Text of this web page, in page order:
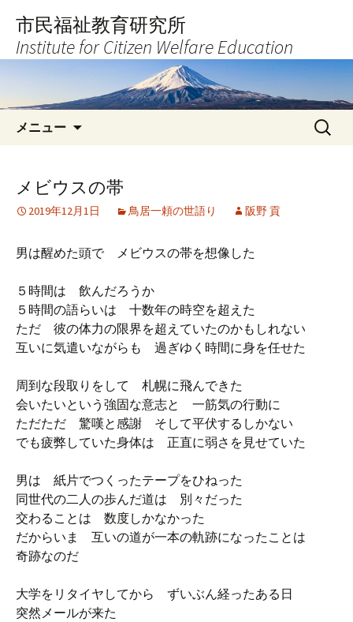
へ
キ
市民福祉教育研究所
Institute for Citizen Welfare Education
メニュー
検
索:
メビウスの帯
2019年12月1日 鳥居一頼の世語り 阪野 貢
男は醒めた頭で メビウスの帯を想像した
５時間は 飲んだろうか
５時間の語らいは 十数年の時空を超えた
ただ 彼の体力の限界を超えていたのかもしれない
互いに気遣いながらも 過ぎゆく時間に身を任せた
周到な段取りをして 札幌に飛んできた
会いたいという強固な意志と 一筋気の行動に
ただただ 驚嘆と感謝 そして平伏するしかない
でも疲弊していた身体は 正直に弱さを見せていた
男は 紙片でつくったテープをひねった
同世代の二人の歩んだ道は 別々だった
交わることは 数度しかなかった
だからいま 互いの道が一本の軌跡になったことは
奇跡なのだ
大学をリタイヤしてから ずいぶん経ったある日
突然メールが来た